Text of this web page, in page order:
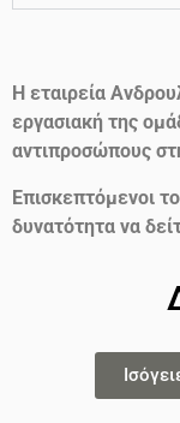
Η εταιρεία
εργασιακή της
αντιπροσώπους
Επισκεπτόμενοι
δυνατότητα να